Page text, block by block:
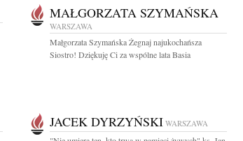
MAŁGORZATA SZYMAŃSKA
WARSZAWA
Małgorzata Szymańska Żegnaj najukochańsza
Siostro! Dziękuję Ci za wspólne lata Basia
JACEK DYRZYŃSKI WARSZAWA